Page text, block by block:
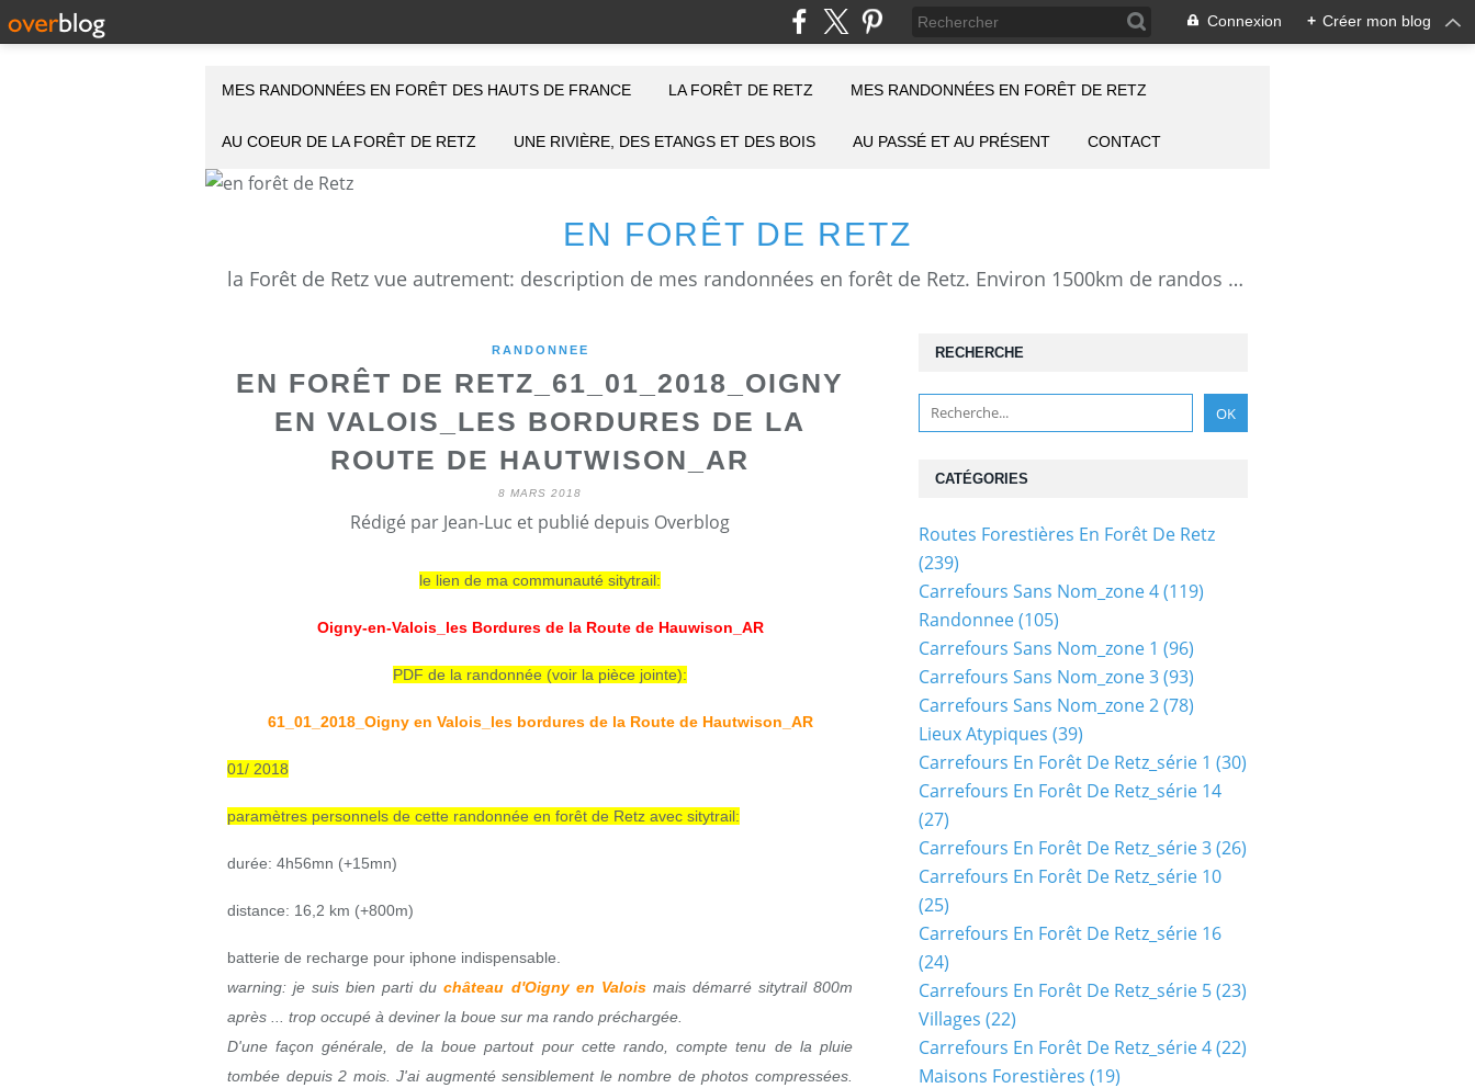
Connexion + Créer mon blog
EN FORÊT DE RETZ
la Forêt de Retz vue autrement: description de mes randonnées en forêt de Retz. Environ 1500km de randos et 25000 photos pour montrer cette forêt magnifique et ses particularités: les lieux atypiques comme la Pierre Clouise, la Cave du Diable, la Pierre Fortière, la Grotte Saint-Antoine ... Mais aussi les 360 carrefours nommés, plus de 100 routes forestières, les étangs, des villages et hameaux
MES RANDONNÉES EN FORÊT DES HAUTS DE FRANCE LA FORÊT DE RETZ MES RANDONNÉES EN FORÊT DE RETZ
AU COEUR DE LA FORÊT DE RETZ UNE RIVIÈRE, DES ETANGS ET DES BOIS AU PASSÉ ET AU PRÉSENT CONTACT
RANDONNEE
EN FORÊT DE RETZ_61_01_2018_OIGNY
EN VALOIS_LES BORDURES DE LA
ROUTE DE HAUTWISON_AR
8 MARS 2018
Rédigé par Jean-Luc et publié depuis Overblog
le lien de ma communauté sitytrail:
Oigny-en-Valois_les Bordures de la Route de Hauwison_AR
PDF de la randonnée (voir la pièce jointe):
61_01_2018_Oigny en Valois_les bordures de la Route de Hautwison_AR
01/ 2018
paramètres personnels de cette randonnée en forêt de Retz avec sitytrail:
durée: 4h56mn (+15mn)
distance: 16,2 km (+800m)
batterie de recharge pour iphone indispensable.
warning: je suis bien parti duchâteau d'Oigny en Valoismais démarré sitytrail 800m
après ... trop occupé à deviner la boue sur ma rando préchargée.
D'une façon générale, de la boue partout pour cette rando, compte tenu de la pluie
tombée depuis 2 mois. J'ai augmenté sensiblement le nombre de photos compressées.
RECHERCHE
CATÉGORIES
Routes Forestières En Forêt De Retz
(239)
Carrefours Sans Nom_zone 4(119)
Randonnee(105)
Carrefours Sans Nom_zone 1 (96)
Carrefours Sans Nom_zone 3(93)
Carrefours Sans Nom_zone 2(78)
Lieux Atypiques (39)
Carrefours En Forêt De Retz_série 1 (30)
Carrefours En Forêt De Retz_série 14
(27)
Carrefours En Forêt De Retz_série 3(26)
Carrefours En Forêt De Retz_série 10
(25)
Carrefours En Forêt De Retz_série 16
(24)
Carrefours En Forêt De Retz_série 5(23)
Villages (22)
Carrefours En Forêt De Retz_série 4(22)
Maisons Forestières (19)